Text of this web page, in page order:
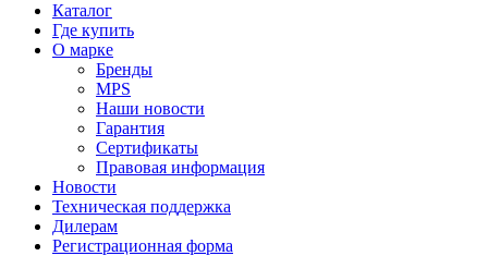
Каталог
Где купить
О марке
Бренды
MPS
Наши новости
Гарантия
Сертификаты
Правовая информация
Новости
Техническая поддержка
Дилерам
Регистрационная форма